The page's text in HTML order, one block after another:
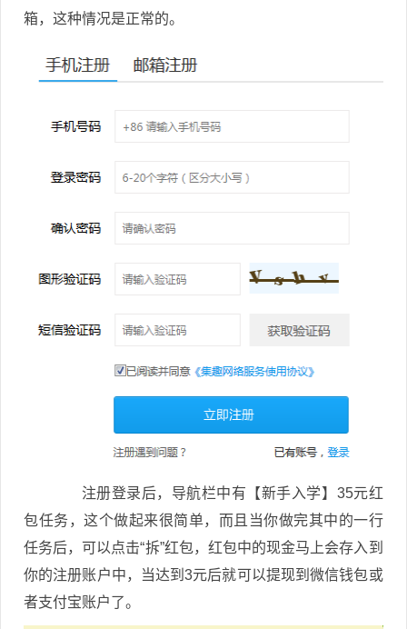
箱，这种情况是正常的。
注册登录后，导航栏中有【新手入学】35元红
包任务，这个做起来很简单，而且当你做完其中的一行
任务后，可以点击“拆”红包，红包中的现金马上会存入到
你的注册账户中，当达到3元后就可以提现到微信钱包或
者支付宝账户了。